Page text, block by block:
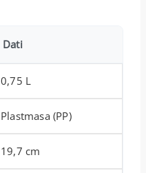
Dati
0,75 L
Plastmasa (PP)
19,7 cm